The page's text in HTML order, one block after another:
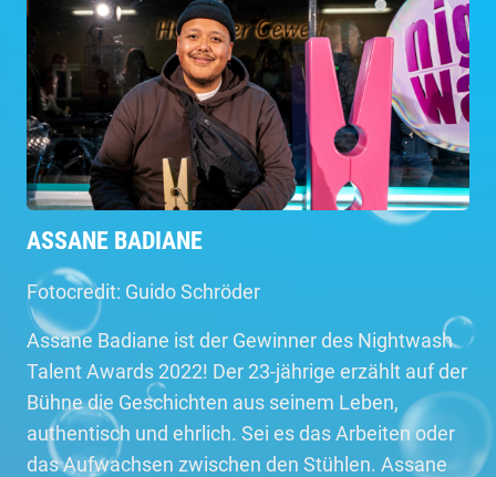
ASSANE BADIANE
Fotocredit: Guido Schröder
Assane Badiane ist der Gewinner des Nightwash
Talent Awards 2022! Der 23-jährige erzählt auf der
Bühne die Geschichten aus seinem Leben,
authentisch und ehrlich. Sei es das Arbeiten oder
das Aufwachsen zwischen den Stühlen. Assane